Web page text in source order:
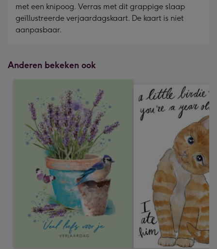
met een knipoog. Verras met dit grappige slaap
geïllustreerde verjaardagskaart. De kaart is niet
aanpasbaar.
Anderen bekeken ook